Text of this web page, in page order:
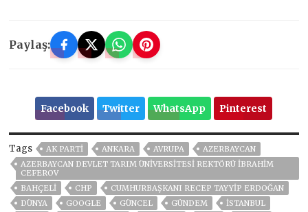
Paylaş:
Facebook Twitter WhatsApp Pinterest
Tags AK PARTİ ANKARA AVRUPA
AZERBAYCAN
AZERBAYCAN DEVLET TARIM ÜNIVERSITESI REKTÖRÜ İBRAHIM
CEFEROV
BAHÇELİ
CHP
CUMHURBAŞKANI RECEP TAYYIP ERDOĞAN
DÜNYA
GOOGLE GÜNCEL GÜNDEM
ISTANBUL